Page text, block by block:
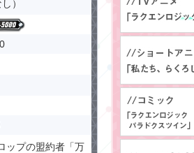
し）
ップの盟約者「万